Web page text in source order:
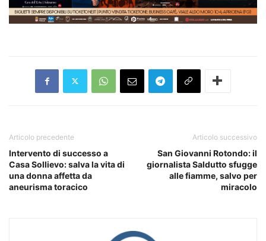
Articolo precedente
Intervento di successo a
Casa Sollievo: salva la vita di
una donna affetta da
aneurisma toracico
Articolo successivo
San Giovanni Rotondo: il
giornalista Saldutto sfugge
alle fiamme, salvo per
miracolo